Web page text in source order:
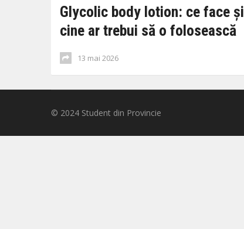
Glycolic body lotion: ce face și
cine ar trebui să o folosească
13 mai 2026
© 2024 Student din Provincie